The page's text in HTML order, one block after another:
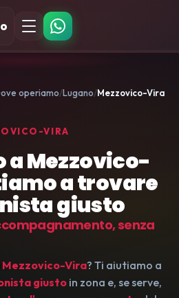
operiamo Lugano Mezzovico-Vira
VIRA
Mezzovico-
a trovare
giusto
senza
Mezzovico-Vira? Ti aiutiamo a
giusto in zona e, se serve,